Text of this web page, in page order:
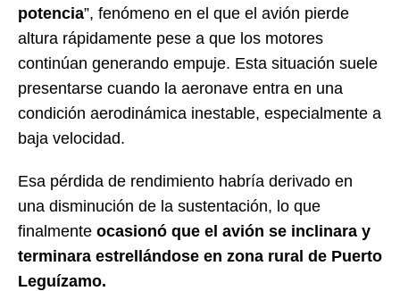
potencia”, fenómeno en el que el avión pierde
altura rápidamente pese a que los motores
continúan generando empuje. Esta situación suele
presentarse cuando la aeronave entra en una
condición aerodinámica inestable, especialmente a
baja velocidad.
Esa pérdida de rendimiento habría derivado en
una disminución de la sustentación, lo que
finalmente ocasionó que el avión se inclinara y
terminara estrellándose en zona rural de Puerto
Leguízamo.